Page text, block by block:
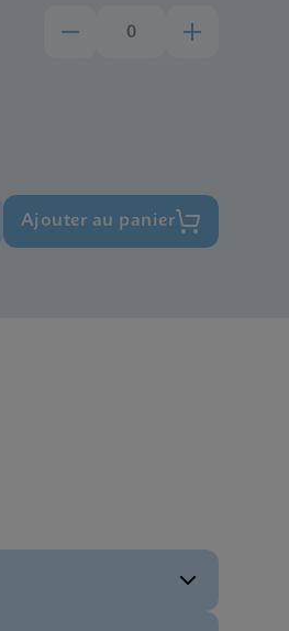
Ajouter au panier